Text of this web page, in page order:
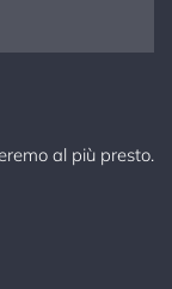
al più presto.